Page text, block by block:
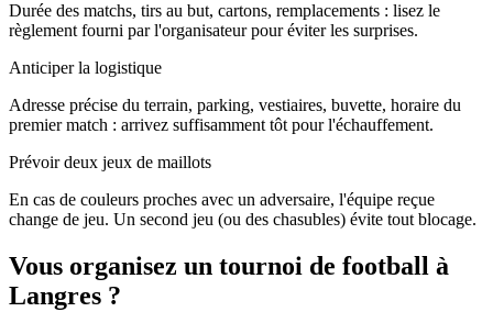
Durée des matchs, tirs au but, cartons, remplacements : lisez le
règlement fourni par l'organisateur pour éviter les surprises.
Anticiper la logistique
Adresse précise du terrain, parking, vestiaires, buvette, horaire du
premier match : arrivez suffisamment tôt pour l'échauffement.
Prévoir deux jeux de maillots
En cas de couleurs proches avec un adversaire, l'équipe reçue
change de jeu. Un second jeu (ou des chasubles) évite tout blocage.
Vous organisez un tournoi de football à
Langres ?